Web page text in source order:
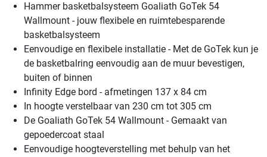
Hammer basketbalsysteem Goaliath GoTek 54
Wallmount - jouw flexibele en ruimtebesparende
basketbalsysteem
Eenvoudige en flexibele installatie - Met de GoTek kun je
de basketbalring eenvoudig aan de muur bevestigen,
buiten of binnen
Infinity Edge bord - afmetingen 137 x 84 cm
In hoogte verstelbaar van 230 cm tot 305 cm
De Goaliath GoTek 54 Wallmount - Gemaakt van
gepoedercoat staal
Eenvoudige hoogteverstelling met behulp van het